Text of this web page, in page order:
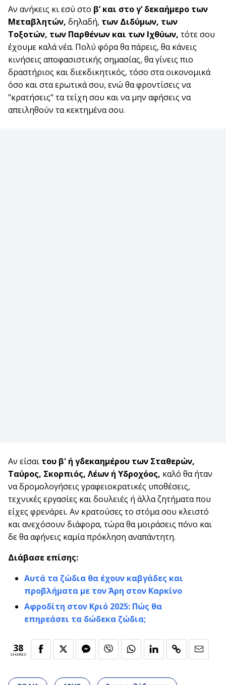
Αν ανήκεις κι εσύ στο β’ και στο γ’ δεκαήμερο των
Μεταβλητών, δηλαδή, των Διδύμων, των
Τοξοτών, των Παρθένων και των Ιχθύων, τότε σου
έχουμε καλά νέα. Πολύ φόρα θα πάρεις, θα κάνεις
κινήσεις αποφασιστικής σημασίας, θα γίνεις πιο
δραστήριος και διεκδικητικός, τόσο στα οικονομικά
όσο και στα ερωτικά σου, ενώ θα φροντίσεις να
"κρατήσεις" τα τείχη σου και να μην αφήσεις να
απειληθούν τα κεκτημένα σου.
Αν είσαι του β' ή γ΄δεκαημέρου των Σταθερών,
Ταύρος, Σκορπιός, Λέων ή Υδροχόος, καλό θα ήταν
να δρομολογήσεις γραφειοκρατικές υποθέσεις,
τεχνικές εργασίες και δουλειές ή άλλα ζητήματα που
είχες φρενάρει. Αν κρατούσες το στόμα σου κλειστό
και ανεχόσουν διάφορα, τώρα θα μοιράσεις πόνο και
δε θα αφήνεις καμία πρόκληση αναπάντητη.
Διάβασε επίσης:
Αυτά τα ζώδια θα έχουν καβγάδες και
προβλήματα με τον Άρη στον Καρκίνο
Αφροδίτη στον Κριό 2025: Πώς θα
επηρεάσει τα δώδεκα ζώδια;
38
SHARES